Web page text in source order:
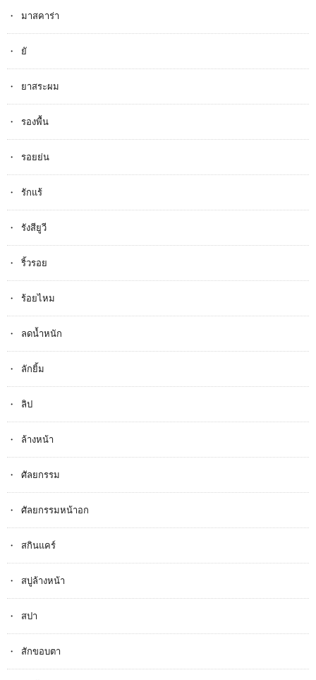
มาสคาร่า
ยั
ยาสระผม
รองพื้น
รอยย่น
รักแร้
รังสียูวี
ริ้วรอย
ร้อยไหม
ลดน้ำหนัก
ลักยิ้ม
ลิป
ล้างหน้า
ศัลยกรรม
ศัลยกรรมหน้าอก
สกินแคร์
สบู่ล้างหน้า
สปา
สักขอบตา